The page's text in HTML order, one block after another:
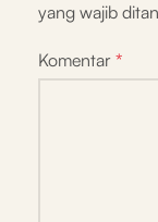
yang wajib
Komentar *